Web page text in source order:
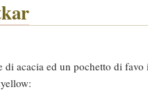
acacia ed un pochetto di